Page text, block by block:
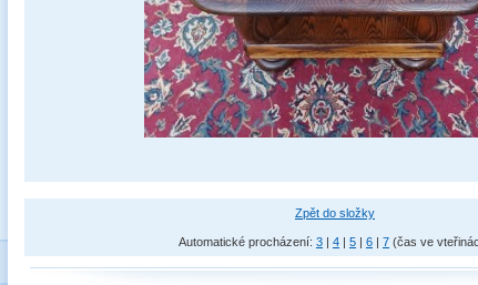
Zpět do složky
Automatické procházení: 3 | 4 | 5 | 6 | 7 (čas ve